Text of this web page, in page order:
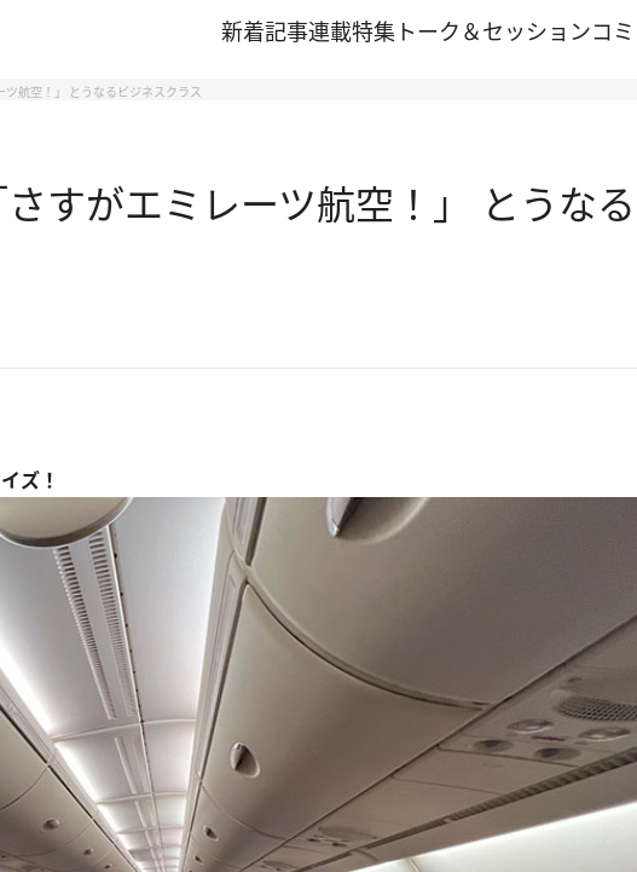
新着記事連載特集 トーク＆セッションコ
ツ航空！」 とうなるビジネスクラス
すがエミレーツ航空！」 とうな
ズ！